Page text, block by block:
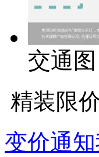
交通图
精装限
变价通